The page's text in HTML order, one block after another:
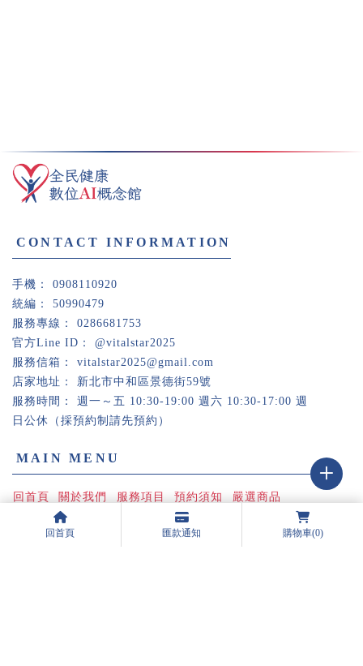
回首頁 匯款通知 購物車(0)
@vitalstar2025
0286681753
0908110920
50990479
vitalstar2025@gmail.com
新北市中和區景德街59號
週一～五 10:30-19:00 週六 10:30-17:00 週
日公休（採預約制請先預約）
回首頁 關於我們 服務項目 預約須知
嚴選商品
最新消息